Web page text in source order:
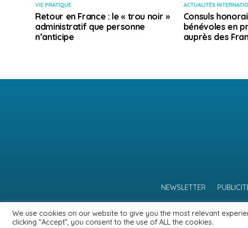
VIE PRATIQUE
Retour en France : le « trou noir »
administratif que personne
n’anticipe
ACTUALITÉS
Consuls
bénévoles en
auprès des
NEWSLETTER
We use cookies on our website to give you the most relevant
clicking “Accept”, you consent to the use of ALL the cookies.